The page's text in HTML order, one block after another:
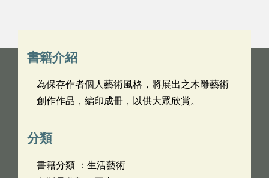
書籍介紹
為保存作者個人藝術風格，將展出之木雕藝術
創作作品，編印成冊，以供大眾欣賞。
分類
書籍分類 ：生活藝術